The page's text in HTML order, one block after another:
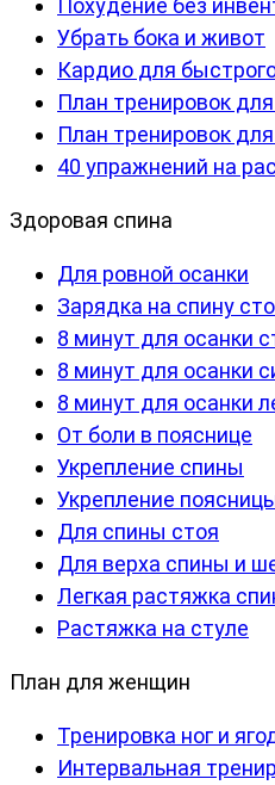
Похудение без
Убрать бока и живот
Кардио для
План тренировок
План тренировок для
40 упражнений на
Здоровая спина
Для ровной осанки
Зарядка на спину
8 минут для осанки
8 минут для осанки
8 минут для осанки
От боли в пояснице
Укрепление спины
Укрепление
Для спины стоя
Для верха спины и
Легкая растяжка
Растяжка на стуле
План для женщин
Тренировка ног и
Интервальная